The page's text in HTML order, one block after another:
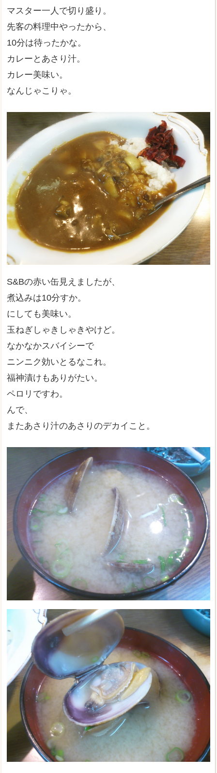
マスター一人で切り盛り。
先客の料理中やったから、
10分は待ったかな。
カレーとあさり汁。
カレー美味い。
なんじゃこりゃ。
S&Bの赤い缶見えましたが、
煮込みは10分すか。
にしても美味い。
玉ねぎしゃきしゃきやけど。
なかなかスバイシーで
ニンニク効いとるなこれ。
福神漬けもありがたい。
ペロリですわ。
んで、
またあさり汁のあさりのデカイこと。